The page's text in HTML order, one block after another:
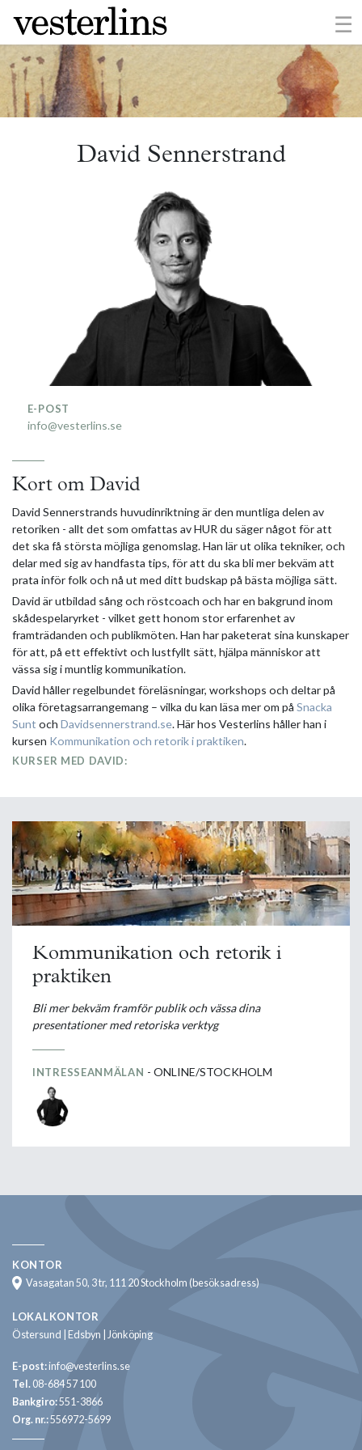
☰
×
David Sennerstrand
E-POST
info@vesterlins.se
Kort om David
David Sennerstrands huvudinriktning är den muntliga delen av
retoriken - allt det som omfattas av HUR du säger något för att
det ska få största möjliga genomslag. Han lär ut olika tekniker, och
delar med sig av handfasta tips, för att du ska bli mer bekväm att
prata inför folk och nå ut med ditt budskap på bästa möjliga sätt.
David är utbildad sång och röstcoach och har en bakgrund inom
skådespelaryrket - vilket gett honom stor erfarenhet av
framträdanden och publikmöten. Han har paketerat sina kunskaper
för att, på ett effektivt och lustfyllt sätt, hjälpa människor att
vässa sig i muntlig kommunikation.
David håller regelbundet föreläsningar, workshops och deltar på
olika företagsarrangemang – vilka du kan läsa mer om på Snacka
Sunt och Davidsennerstrand.se. Här hos Vesterlins håller han i
kursen Kommunikation och retorik i praktiken.
KURSER MED DAVID:
Kommunikation och retorik i
praktiken
Bli mer bekväm framför publik och vässa dina
presentationer med retoriska verktyg
INTRESSEANMÄLAN - ONLINE/STOCKHOLM
KONTOR
Vasagatan 50, 3 tr, 111 20 Stockholm (besöksadress)
LOKALKONTOR
Östersund | Edsbyn | Jönköping
E-post: info@vesterlins.se
Tel. 08-684 57 100
Bankgiro:551-3866
Org. nr.:556972-5699